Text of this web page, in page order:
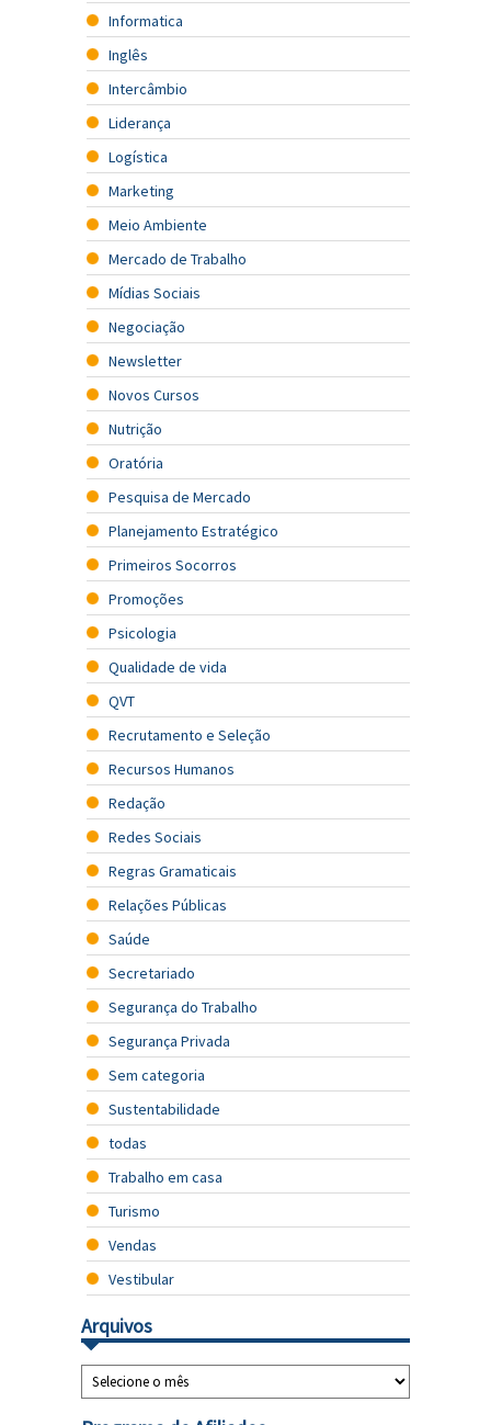
Informatica
Inglês
Intercâmbio
Liderança
Logística
Marketing
Meio Ambiente
Mercado de Trabalho
Mídias Sociais
Negociação
Newsletter
Novos Cursos
Nutrição
Oratória
Pesquisa de Mercado
Planejamento Estratégico
Primeiros Socorros
Promoções
Psicologia
Qualidade de vida
QVT
Recrutamento e Seleção
Recursos Humanos
Redação
Redes Sociais
Regras Gramaticais
Relações Públicas
Saúde
Secretariado
Segurança do Trabalho
Segurança Privada
Sem categoria
Sustentabilidade
todas
Trabalho em casa
Turismo
Vendas
Vestibular
Arquivos